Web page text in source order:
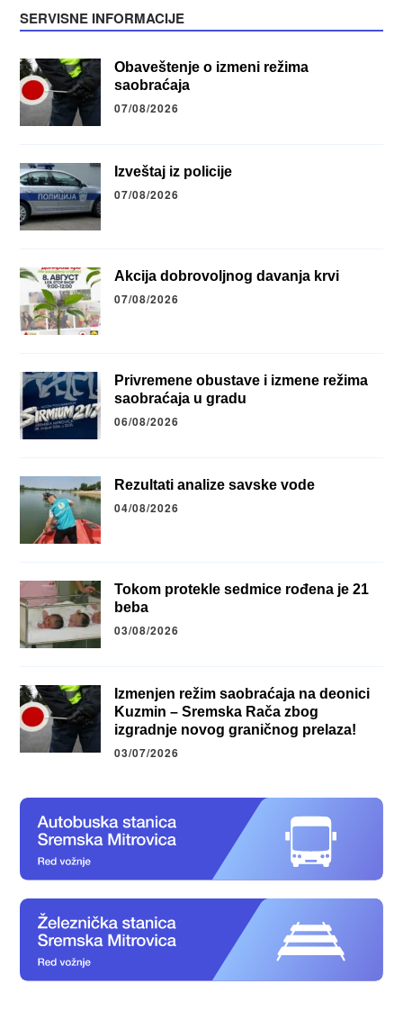
SERVISNE INFORMACIJE
Obaveštenje o izmeni režima
saobraćaja
07/08/2026
Izveštaj iz policije
07/08/2026
Akcija dobrovoljnog davanja krvi
07/08/2026
Privremene obustave i izmene režima
saobraćaja u gradu
06/08/2026
Rezultati analize savske vode
04/08/2026
Tokom protekle sedmice rođena je 21
beba
03/08/2026
Izmenjen režim saobraćaja na deonici
Kuzmin – Sremska Rača zbog
izgradnje novog graničnog prelaza!
03/07/2026